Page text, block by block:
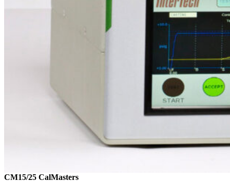
CM15/25 CalMasters​